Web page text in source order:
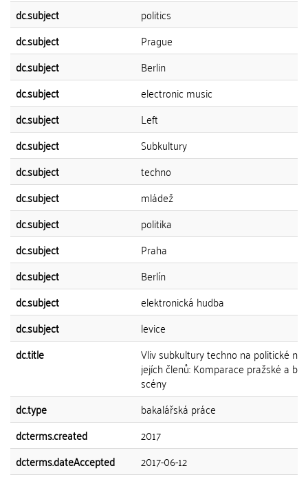
dc.subject
politics
dc.subject
Prague
dc.subject
Berlin
dc.subject
electronic music
dc.subject
Left
dc.subject
Subkultury
dc.subject
techno
dc.subject
mládež
dc.subject
politika
dc.subject
Praha
dc.subject
Berlín
dc.subject
elektronická hudba
dc.subject
levice
dc.title
Vliv subkultury techno na politické
jejích členů: Komparace pražské a
scény
dc.type
bakalářská práce
dcterms.created
2017
dcterms.dateAccepted
2017-06-12